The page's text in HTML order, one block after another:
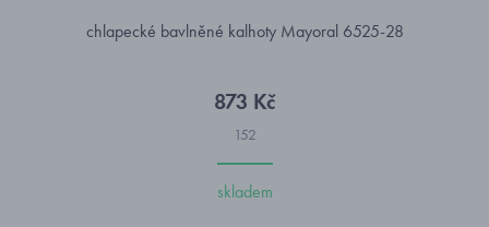
chlapecké bavlněné kalhoty Mayoral 6525-28
873 Kč
152
skladem